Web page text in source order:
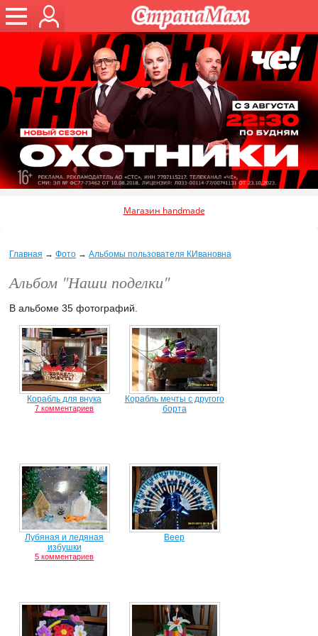
Магазин handmade
Главная → Фото → Альбомы пользователя КИвановна
Альбом "Наши поделки"
В альбоме 35 фотографий.
Корабль для внука
7 комментариев
Корабль мечты с другого
борта
Лубяная и ледяная
избушки
5 комментариев
Веер